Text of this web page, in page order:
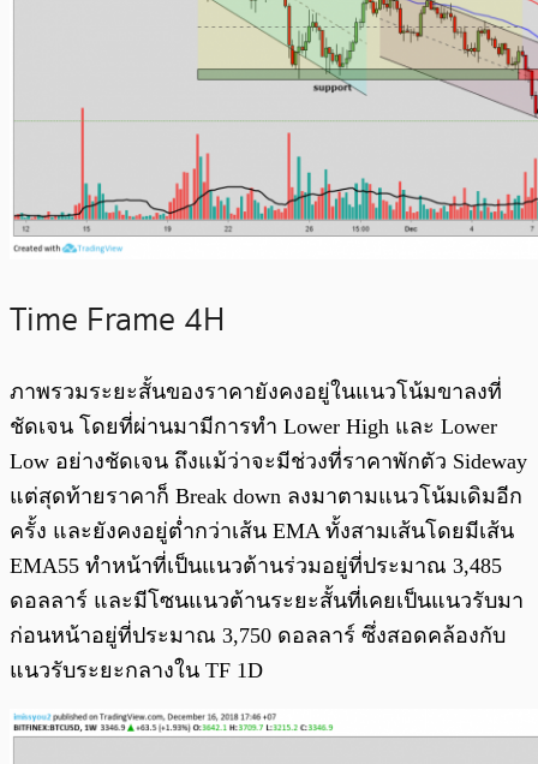
Time Frame 4H
ภาพรวมระยะสั้นของราคายังคงอยู่ในแนวโน้มขาลงที่
ชัดเจน โดยที่ผ่านมามีการทำ Lower High และ Lower
Low อย่างชัดเจน ถึงแม้ว่าจะมีช่วงที่ราคาพักตัว Sideway
แต่สุดท้ายราคาก็ Break down ลงมาตามแนวโน้มเดิมอีก
ครั้ง และยังคงอยู่ต่ำกว่าเส้น EMA ทั้งสามเส้นโดยมีเส้น
EMA55 ทำหน้าที่เป็นแนวต้านร่วมอยู่ที่ประมาณ 3,485
ดอลลาร์ และมีโซนแนวต้านระยะสั้นที่เคยเป็นแนวรับมา
ก่อนหน้าอยู่ที่ประมาณ 3,750 ดอลลาร์ ซึ่งสอดคล้องกับ
แนวรับระยะกลางใน TF 1D